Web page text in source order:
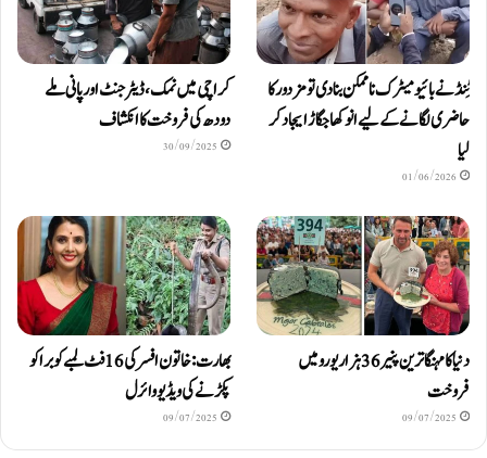
ٹِنڈ نے بائیومیٹرک ناممکن بنا دی تو مزدور کا
حاضری لگانے کے لیے انوکھا جگاڑ ایجاد کر
لیا
01/06/2026
کراچی میں نمک، ڈیٹرجنٹ اور پانی ملے
دودھ کی فروخت کا انکشاف
30/09/2025
دنیا کا مہنگا ترین پنیر 36 ہزار یورو میں
فروخت
09/07/2025
بھارت: خاتون افسر کی 16 فٹ لمبے کوبرا کو
پکڑنے کی ویڈیو وائرل
09/07/2025